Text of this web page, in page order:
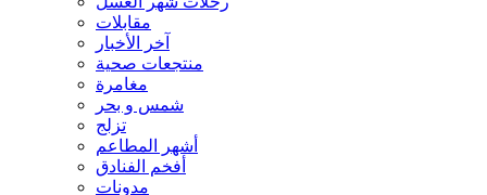
مقابلات
آخر الأخبار
منتجعات صحية
مغامرة
شمس و بحر
تزلج
أشهر المطاعم
أفخم الفنادق
مدونات